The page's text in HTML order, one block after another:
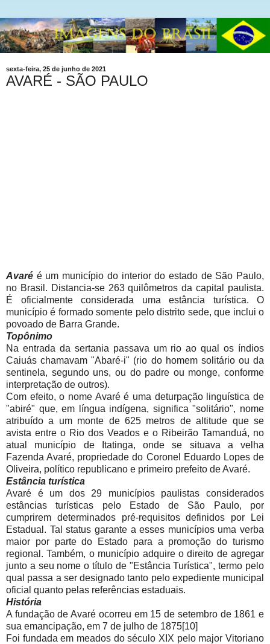
sexta-feira, 25 de junho de 2021
AVARÉ - SÃO PAULO
Avaré é um município do interior do estado de São Paulo,
no Brasil. Distancia-se 263 quilômetros da capital paulista.
É oficialmente considerada uma estância turística. O
município é formado somente pelo distrito sede, que inclui o
povoado de Barra Grande.
Topônimo
Na entrada da sertania passava um rio ao qual os índios
Caiuás chamavam "Abaré-i" (rio do homem solitário ou da
sentinela, segundo uns, ou do padre ou monge, conforme
interpretação de outros).
Com efeito, o nome Avaré é uma deturpação linguística de
"abiré" que, em língua indígena, significa "solitário", nome
atribuído a um monte de 625 metros de altitude que se
avista entre o Rio dos Veados e o Ribeirão Tamanduá, no
atual município de Itatinga, onde se situava a velha
Fazenda Avaré, propriedade do Coronel Eduardo Lopes de
Oliveira, político republicano e primeiro prefeito de Avaré.
Estância turística
Avaré é um dos 29 municípios paulistas considerados
estâncias turísticas pelo Estado de São Paulo, por
cumprirem determinados pré-requisitos definidos por Lei
Estadual. Tal status garante a esses municípios uma verba
maior por parte do Estado para a promoção do turismo
regional. Também, o município adquire o direito de agregar
junto a seu nome o título de "Estância Turística", termo pelo
qual passa a ser designado tanto pelo expediente municipal
oficial quanto pelas referências estaduais.
História
A fundação de Avaré ocorreu em 15 de setembro de 1861 e
sua emancipação, em 7 de julho de 1875[10]
Foi fundada em meados do século XIX pelo major Vitoriano